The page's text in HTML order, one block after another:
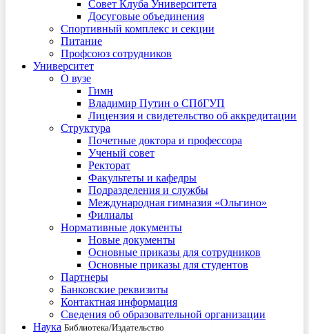
Совет Клуба Университета
Досуговые объединения
Спортивный комплекс и секции
Питание
Профсоюз сотрудников
Университет
О вузе
Гимн
Владимир Путин о СПбГУП
Лицензия и свидетельство об аккредитации
Структура
Почетные доктора и профессора
Ученый совет
Ректорат
Факультеты и кафедры
Подразделения и службы
Международная гимназия «Ольгино»
Филиалы
Нормативные документы
Новые документы
Основные приказы для сотрудников
Основные приказы для студентов
Партнеры
Банковские реквизиты
Контактная информация
Сведения об образовательной организации
Наука Библиотека/Издательство